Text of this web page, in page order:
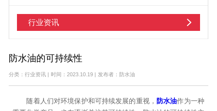
行业资讯
防水油的可持续性
分类：行业资讯 | 时间：2023.10.19 | 发布者：防水油
随着人们对环境保护和可持续发展的重视， 防水油作为一种